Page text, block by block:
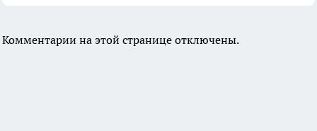
Комментарии на этой странице отключены.